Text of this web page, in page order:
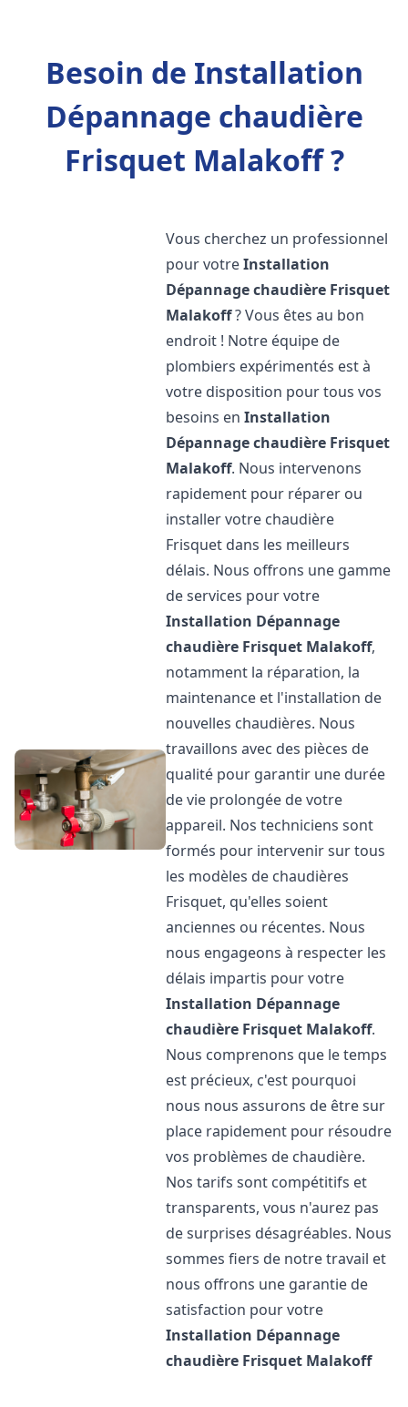
Besoin de Installation
Dépannage chaudière
Frisquet Malakoff ?
Vous cherchez un professionnel
pour votreInstallation
Dépannage chaudière Frisquet
Malakoff? Vous êtes au bon
endroit ! Notre équipe de
plombiers expérimentés est à
votre disposition pour tous vos
besoins enInstallation
Dépannage chaudière Frisquet
Malakoff. Nous intervenons
rapidement pour réparer ou
installer votre chaudière
Frisquet dans les meilleurs
délais. Nous offrons une gamme
de services pour votre
Installation Dépannage
chaudière Frisquet Malakoff,
notamment la réparation, la
maintenance et l'installation de
nouvelles chaudières. Nous
travaillons avec des pièces de
qualité pour garantir une durée
de vie prolongée de votre
appareil. Nos techniciens sont
formés pour intervenir sur tous
les modèles de chaudières
Frisquet, qu'elles soient
anciennes ou récentes. Nous
nous engageons à respecter les
délais impartis pour votre
Installation Dépannage
chaudière Frisquet Malakoff.
Nous comprenons que le temps
est précieux, c'est pourquoi
nous nous assurons de être sur
place rapidement pour résoudre
vos problèmes de chaudière.
Nos tarifs sont compétitifs et
transparents, vous n'aurez pas
de surprises désagréables. Nous
sommes fiers de notre travail et
nous offrons une garantie de
satisfaction pour votre
Installation Dépannage
chaudière Frisquet Malakoff